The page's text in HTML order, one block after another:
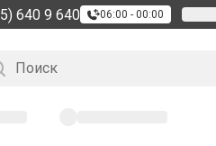
640 9 640 06:00 - 00:00